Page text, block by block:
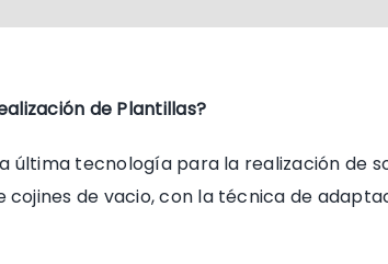
de Plantillas?
última tecnología para la realización de
cojines de vacio, con la técnica de